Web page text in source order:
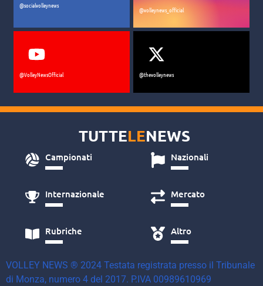
@socialvolleynews
@volleynews_official
@VolleyNewsOfficial @thevolleynews
TUTTELENEWS
Campionati Nazionali
Internazionale Mercato
Rubriche Altro
VOLLEY NEWS ® 2024 Testata registrata presso il Tribunale
di Monza, numero 4 del 2017. P.IVA 00989610969